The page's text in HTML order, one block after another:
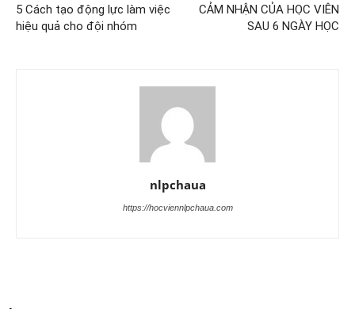
5 Cách tạo động lực làm việc
hiệu quả cho đội nhóm
CẢM NHẬN CỦA HỌC VIÊN
SAU 6 NGÀY HỌC
nlpchaua
https://hocviennlpchaua.com